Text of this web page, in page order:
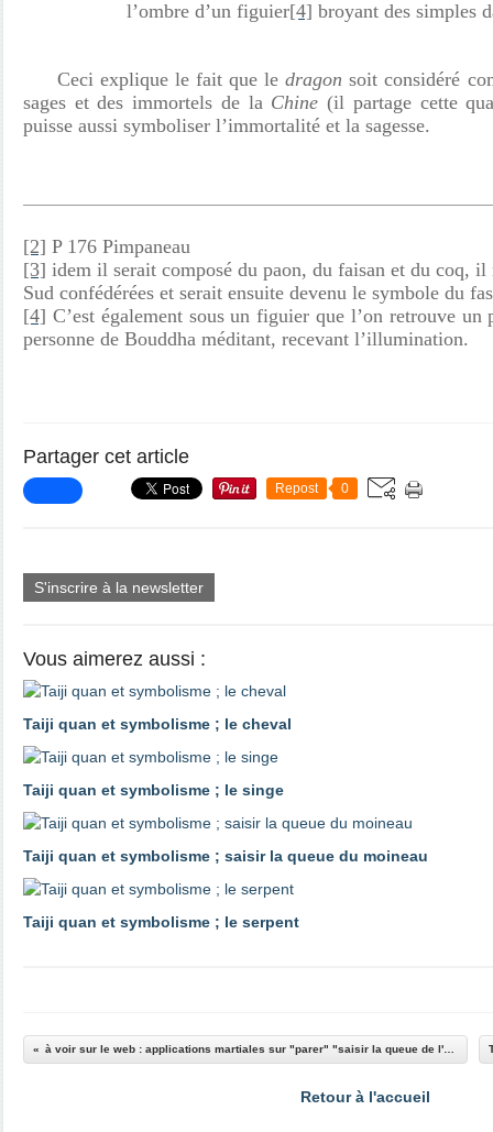
l’ombre d’un figuier[4] broyant des simples
Ceci explique le fait que ledragon soit considéré
sages et des immortels de la Chine (il partage cette
puisse aussi symboliser l’immortalité et la sagesse.
[2] P 176 Pimpaneau
[3] idem il serait composé du paon, du faisan et du coq, il
Sud confédérées et serait ensuite devenu le symbole du
[4] C’est également sous un figuier que l’on retrouve un
personne de Bouddha méditant, recevant l’illumination.
Partager cet article
Repost 0
S'inscrire à la newsletter
Vous aimerez aussi :
Taiji quan et symbolisme ; le cheval
Taiji quan et symbolisme ; le singe
Taiji quan et symbolisme ; saisir la queue du moineau
Taiji quan et symbolisme ; le serpent
Retour à l'accueil